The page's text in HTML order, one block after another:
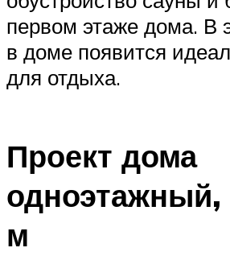
первом этаже дома. В
в доме появится
для отдыха.
Проект дома
м